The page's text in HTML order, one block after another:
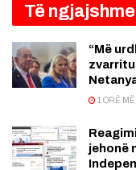
Të ngjajshme
“Më
1 ORË
jehonë